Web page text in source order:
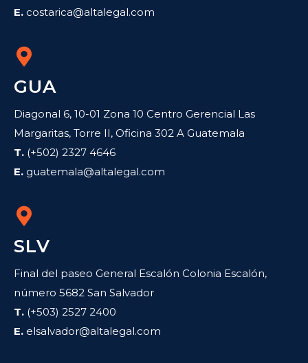
E. costarica@altalegal.com
GUA
Diagonal 6, 10-01 Zona 10 Centro Gerencial Las
Margaritas, Torre II, Oficina 302 A Guatemala
T. (+502) 2327 4646
E. guatemala@altalegal.com
SLV
Final del paseo General Escalón Colonia Escalón,
número 5682 San Salvador
T. (+503) 2527 2400
E. elsalvador@altalegal.com